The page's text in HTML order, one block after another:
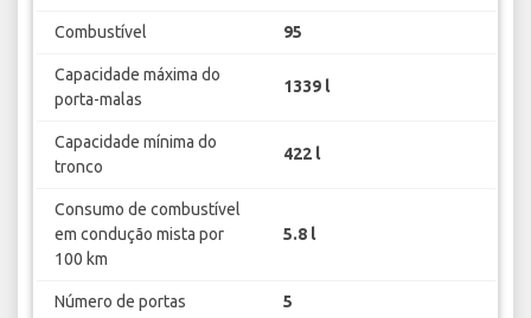
Combustível 95
Capacidade máxima do
porta-malas
1339 l
Capacidade mínima do
tronco
422 l
Consumo de combustível
em condução mista por
100 km
5.8 l
Número de portas 5